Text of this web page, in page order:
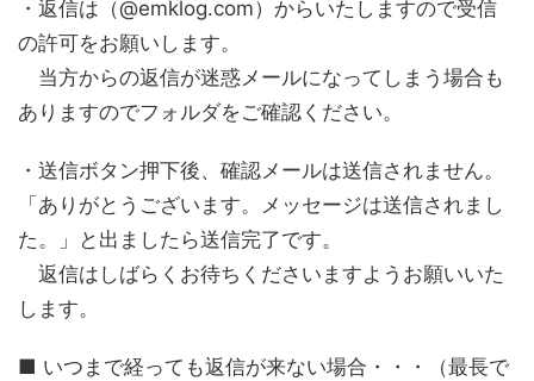
・返信は（@emklog.com）からいたしますので受信
の許可をお願いします。
当方からの返信が迷惑メールになってしまう場合も
ありますのでフォルダをご確認ください。
・送信ボタン押下後、確認メールは送信されません。
「ありがとうございます。メッセージは送信されまし
た。」と出ましたら送信完了です。
返信はしばらくお待ちくださいますようお願いいた
します。
■ いつまで経っても返信が来ない場合・・・（最長で